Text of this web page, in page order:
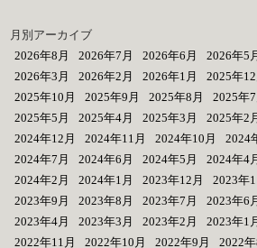
月別アーカイブ
2026年8月
2026年7月 2026年6月 2026年5
2026年3月
2026年2月 2026年1月 2025年12
2025年10月
2025年9月 2025年8月 2025年7
2025年5月
2025年4月 2025年3月 2025年2
2024年12月
2024年11月 2024年10月 2024
2024年7月
2024年6月 2024年5月 2024年4
2024年2月
2024年1月 2023年12月 2023年
2023年9月
2023年8月 2023年7月 2023年6
2023年4月
2023年3月 2023年2月 2023年1
2022年11月
2022年10月 2022年9月 2022年